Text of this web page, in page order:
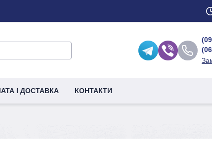
І ДОСТАВКА КОНТАКТИ